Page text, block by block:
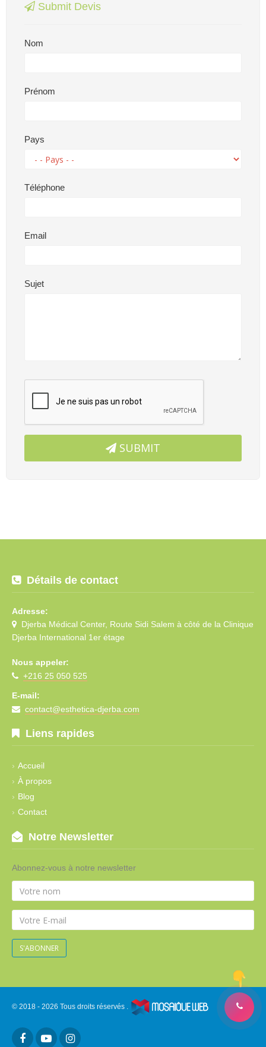
Submit Devis
Nom
Prénom
Pays
Téléphone
Email
Sujet
SUBMIT
Détails de contact
Adresse:
Djerba Médical Center, Route Sidi Salem à côté de la Clinique
Djerba International 1er étage
Nous appeler:
+216 25 050 525
E-mail:
contact@esthetica-djerba.com
Liens rapides
Accueil
À propos
Blog
Contact
Notre Newsletter
Abonnez-vous à notre newsletter
S'ABONNER
© 2018 - 2026 Tous droits réservés .